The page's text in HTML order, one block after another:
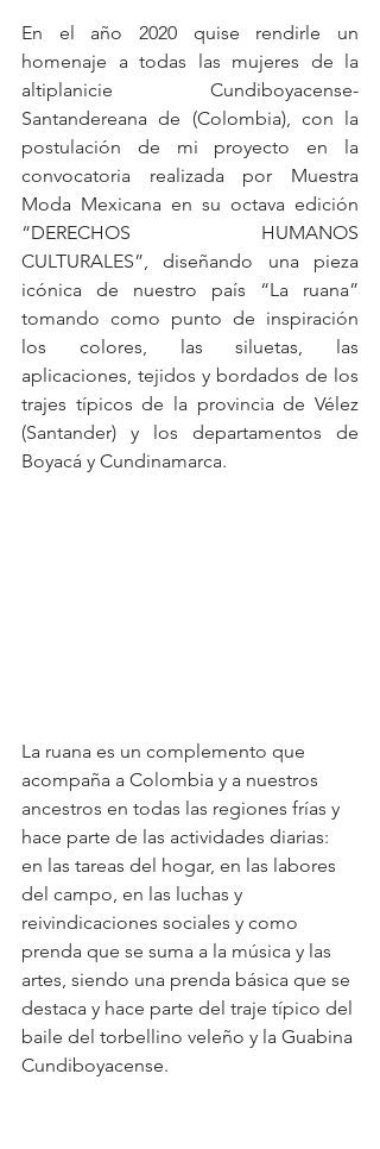
En el año 2020 quise rendirle un
homenaje a todas las mujeres de la
altiplanicie Cundiboyacense-
Santandereana de (Colombia), con la
postulación de mi proyecto en la
convocatoria realizada por Muestra
Moda Mexicana en su octava edición
“DERECHOS HUMANOS
CULTURALES”, diseñando una pieza
icónica de nuestro país “La ruana”
tomando como punto de inspiración
los colores, las siluetas, las
aplicaciones, tejidos y bordados de los
trajes típicos de la provincia de Vélez
(Santander) y los departamentos de
Boyacá y Cundinamarca.
La ruana es un complemento que
acompaña a Colombia y a nuestros
ancestros en todas las regiones frías y
hace parte de las actividades diarias:
en las tareas del hogar, en las labores
del campo, en las luchas y
reivindicaciones sociales y como
prenda que se suma a la música y las
artes, siendo una prenda básica que se
destaca y hace parte del traje típico del
baile del torbellino veleño y la Guabina
Cundiboyacense.